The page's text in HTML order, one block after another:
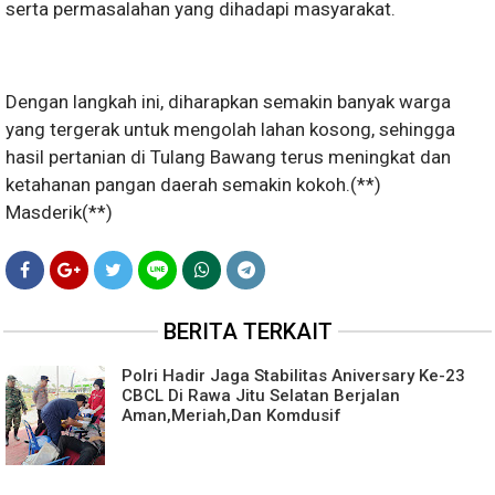
serta permasalahan yang dihadapi masyarakat.
Dengan langkah ini, diharapkan semakin banyak warga
yang tergerak untuk mengolah lahan kosong, sehingga
hasil pertanian di Tulang Bawang terus meningkat dan
ketahanan pangan daerah semakin kokoh.(**)
Masderik(**)
BERITA TERKAIT
Polri Hadir Jaga Stabilitas Aniversary Ke-23
CBCL Di Rawa Jitu Selatan Berjalan
Aman,Meriah,Dan Komdusif